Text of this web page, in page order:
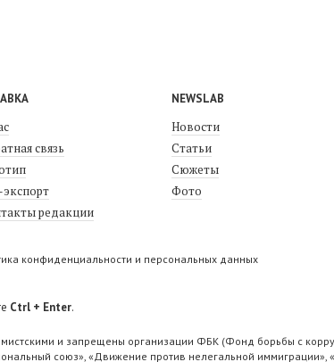
связь
экспорт
редакции
NEWSLAB
Новости
Статьи
Сюжеты
Фото
конфиденциальности и персональных данных
Ctrl + Enter.
и запрещены организации ФБК (Фонд борьбы с
союз», «Движение против нелегальной